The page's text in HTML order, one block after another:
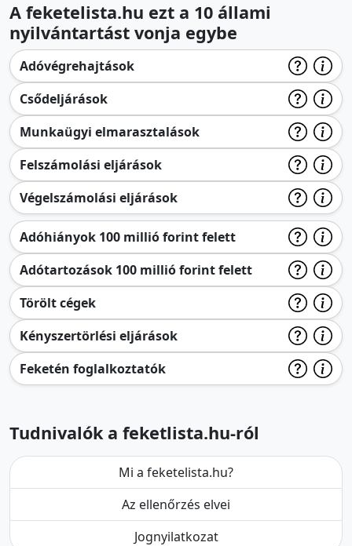
A feketelista.hu ezt a 10 állami
nyilvántartást vonja egybe
Adóvégrehajtások
Csődeljárások
Munkaügyi elmarasztalások
Felszámolási eljárások
Végelszámolási eljárások
Adóhiányok 100 millió forint felett
Adótartozások 100 millió forint felett
Törölt cégek
Kényszertörlési eljárások
Feketén foglalkoztatók
Tudnivalók a feketlista.hu-ról
Mi a feketelista.hu?
Az ellenőrzés elvei
Jognyilatkozat